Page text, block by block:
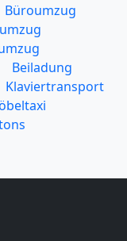
Büroumzug
Beiladung
Klaviertransport